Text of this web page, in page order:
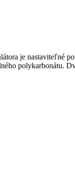
je nastaviteľné
polykarbonátu.